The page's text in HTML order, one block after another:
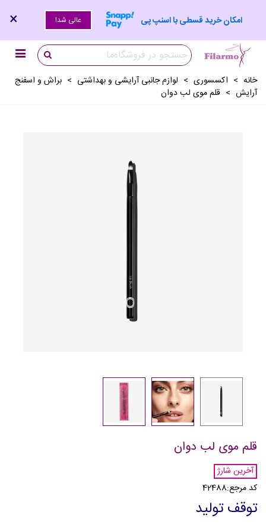
امکان خرید قسطی با اسنپ پی عالی شد! ×
خانه > اکسسوری > لوازم جانبی آرايشی و بهداشتی > براش و اسفنج
آرایش > قلم موی لب دوان
قلم موی لب دوان
آخرین شارژ
کد مرجع:42488
توقف تولید